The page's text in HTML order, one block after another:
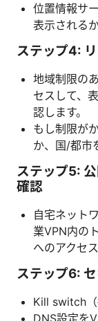
位置情報サ
表示される
ステップ4:
地域制限の
セスして、
認します。
もし制限が
か、国/都市
ステップ5:
確認
自宅ネット
業VPN内の
へのアクセ
ステップ6:
Kill switch（
DNS設定を